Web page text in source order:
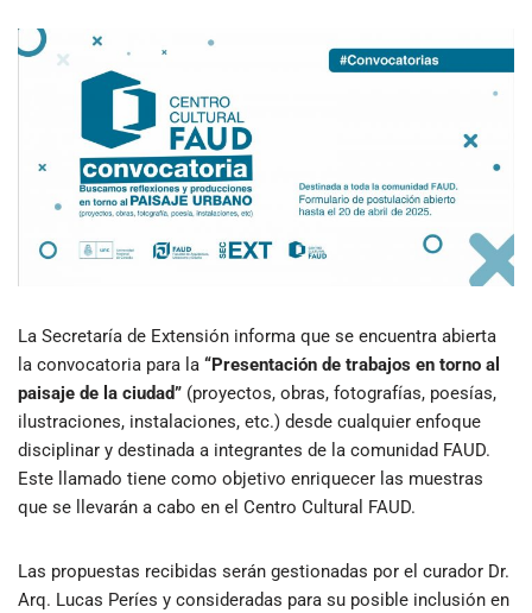
La Secretaría de Extensión informa que se encuentra abierta
la convocatoria para la “Presentación de trabajos en torno al
paisaje de la ciudad” (proyectos, obras, fotografías, poesías,
ilustraciones, instalaciones, etc.) desde cualquier enfoque
disciplinar y destinada a integrantes de la comunidad FAUD.
Este llamado tiene como objetivo enriquecer las muestras
que se llevarán a cabo en el Centro Cultural FAUD.
Las propuestas recibidas serán gestionadas por el curador Dr.
Arq. Lucas Períes y consideradas para su posible inclusión en